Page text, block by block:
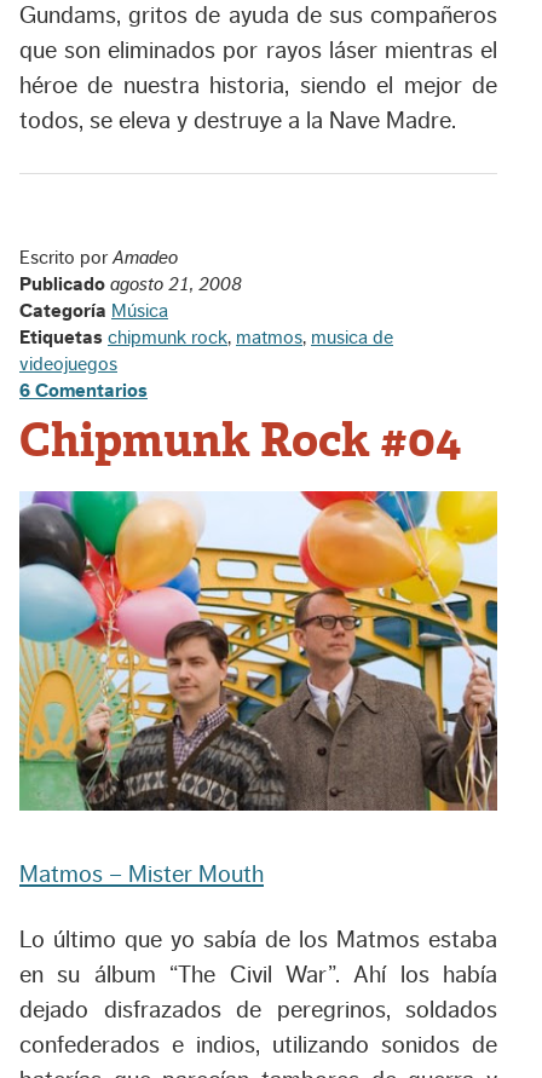
Gundams, gritos de ayuda de sus compañeros
que son eliminados por rayos láser mientras el
héroe de nuestra historia, siendo el mejor de
todos, se eleva y destruye a la Nave Madre.
Escrito porAmadeo
Publicado agosto 21, 2008
Categoría Música
Etiquetas chipmunk rock, matmos, musica de
videojuegos
6 Comentarios
Chipmunk Rock #04
Matmos – Mister Mouth
Lo último que yo sabía de los Matmos estaba
en su álbum “The Civil War”. Ahí los había
dejado disfrazados de peregrinos, soldados
confederados e indios, utilizando sonidos de